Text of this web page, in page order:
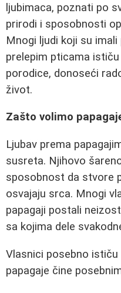
ljubimaca, poznati po
prirodi i sposobnosti
Mnogi ljudi koji su
prelepim pticama
porodice, donoseći
život.
Zašto volimo
Ljubav prema
susreta. Njihovo
sposobnost da stvore
osvajaju srca. Mnogi
papagaji postali
sa kojima dele
Vlasnici posebno
papagaje čine